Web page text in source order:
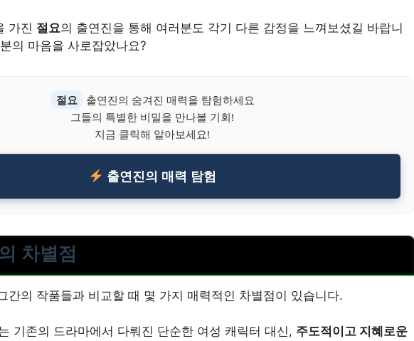
가진 절요의 출연진을 통해 여러분도 각기 다른 감정을 느껴보셨길 바랍니
의 마음을 사로잡았나요?
절요
출연진의 숨겨진 매력을 탐험하세요
그들의 특별한 비밀을 만나볼 기회!
지금 클릭해 알아보세요!
출연진의 매력 탐험
차별점
간의 작품들과 비교할 때 몇 가지 매력적인 차별점이 있습니다.
기존의 드라마에서 다뤄진 단순한 여성 캐릭터 대신, 주도적이고 지혜로운